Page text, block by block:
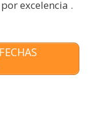
excelencia .